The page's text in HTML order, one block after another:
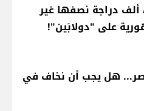
أكثر من ٨٠٠ ألف دراجة نصفها غير
على "دولابَين"!
هل يجب أن نخاف في